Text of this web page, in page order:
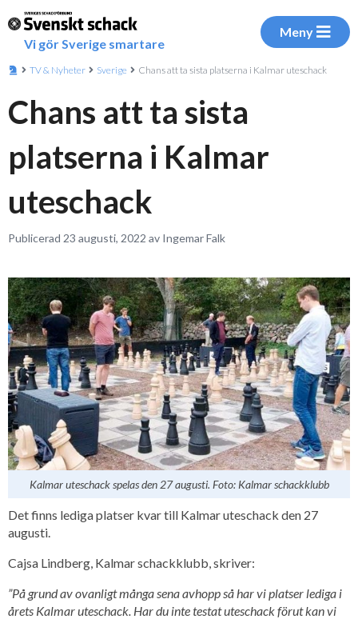
Vi gör Sverige smartare
Meny
TV & Nyheter Sverige Chans att ta sista platserna i Kalmar uteschack
Chans att ta sista
platserna i Kalmar
uteschack
Publicerad 23 augusti, 2022 av Ingemar Falk
Kalmar uteschack spelas den 27 augusti. Foto: Kalmar schackklubb
Det finns lediga platser kvar till Kalmar uteschack den 27
augusti.
Cajsa Lindberg, Kalmar schackklubb, skriver:
”På grund av ovanligt många sena avhopp så har vi platser lediga i
årets Kalmar uteschack. Har du inte testat uteschack förut kan vi